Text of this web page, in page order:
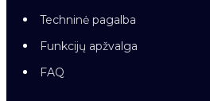
Techninė pagalba
Funkcijų apžvalga
FAQ